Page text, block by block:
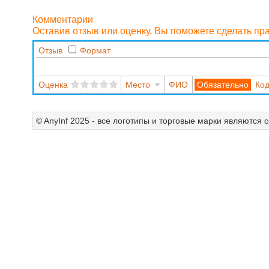
Комментарии
Оставив отзыв или оценку, Вы поможете сделать
Отзыв Формат
Оценка Место ФИО
© AnyInf 2025 - все логотипы и торговые марки являются